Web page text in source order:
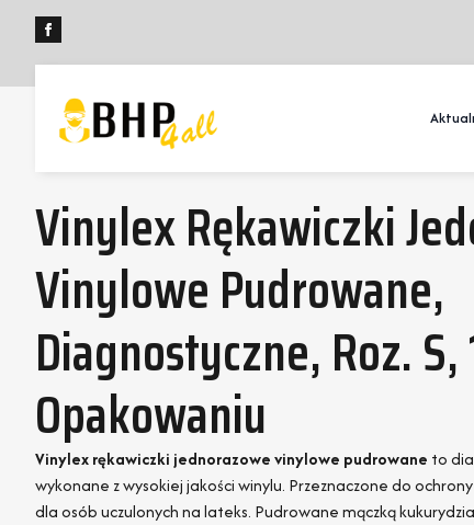
Vinylex Rękawiczki
Vinylowe Pudrowane,
Diagnostyczne, Roz. S,
Opakowaniu
Vinylex rękawiczki jednorazowe vinylowe pudrowane to
wykonane z wysokiej jakości winylu. Przeznaczone do
dla osób uczulonych na lateks. Pudrowane mączką